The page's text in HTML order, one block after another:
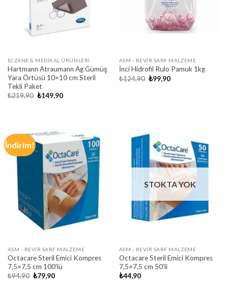
ECZANE & MEDIKAL ÜRÜNLERI
Hartmann Atraumann Ag Gümüş
Yara Örtüsü 10×10 cm Steril
Tekli Paket
₺219,90 Orijinal
₺149,90Şu
ASM - REVIR SARF MALZEME
İnci Hidrofil Rulo Pamuk 1kg
₺124,90 Orijinal
fiyat:
₺99,90Şu
İndirim!
ASM - REVIR SARF MALZEME
Octacare Steril Emici Kompres
7,5×7,5 cm 100’lü
₺94,90 Orijinal
fiyat:
₺79,90Şu
STOKTA YOK
ASM - REVIR SARF MALZEME
Octacare Steril Emici Kompres
7,5×7,5 cm 50’li
₺44,90